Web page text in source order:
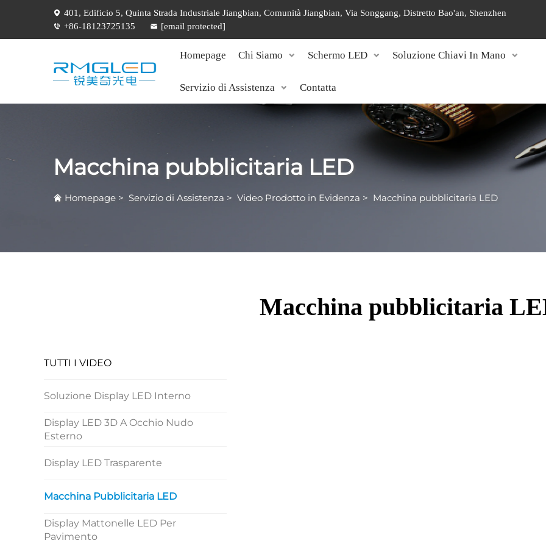
401, Edificio 5, Quinta Strada Industriale Jiangbian, Comunità Jiangbian, Via Songgang, Distretto Bao'an, Shenzhen
+86-18123725135
[email protected]
Homepage Chi Siamo Schermo LED Soluzione Chiavi In Mano
Servizio di Assistenza Contatta
Macchina pubblicitaria LED
Homepage > Servizio di Assistenza > Video Prodotto in Evidenza > Macchina pubblicitaria LED
Macchina pubblicitaria
TUTTI I VIDEO
Soluzione Display LED Interno
Display LED 3D A Occhio Nudo
Esterno
Display LED Trasparente
Macchina Pubblicitaria LED
Display Mattonelle LED Per
Pavimento